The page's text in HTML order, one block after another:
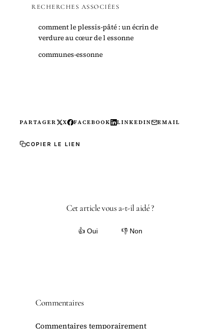
RECHERCHES ASSOCIÉES
comment le plessis-pâté : un écrin de
verdure au cœur de l essonne
communes-essonne
PARTAGER X FACEBOOK LINKEDIN EMAIL
COPIER LE LIEN
Cet article vous a-t-il aidé ?
👍 Oui 👎 Non
Commentaires
Commentaires temporairement